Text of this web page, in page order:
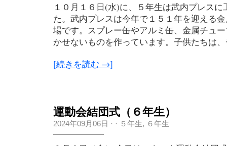
１０月１６日(水)に、５年生は武内プレス
た。武内プレスは今年で１５１年を迎える
場です。スプレー缶やアルミ缶、金属チュ
かせないものを作っています。子供たちは
[続きを読む →]
運動会結団式（６年生）
2024年09月06日 · · ５年生, ６年生